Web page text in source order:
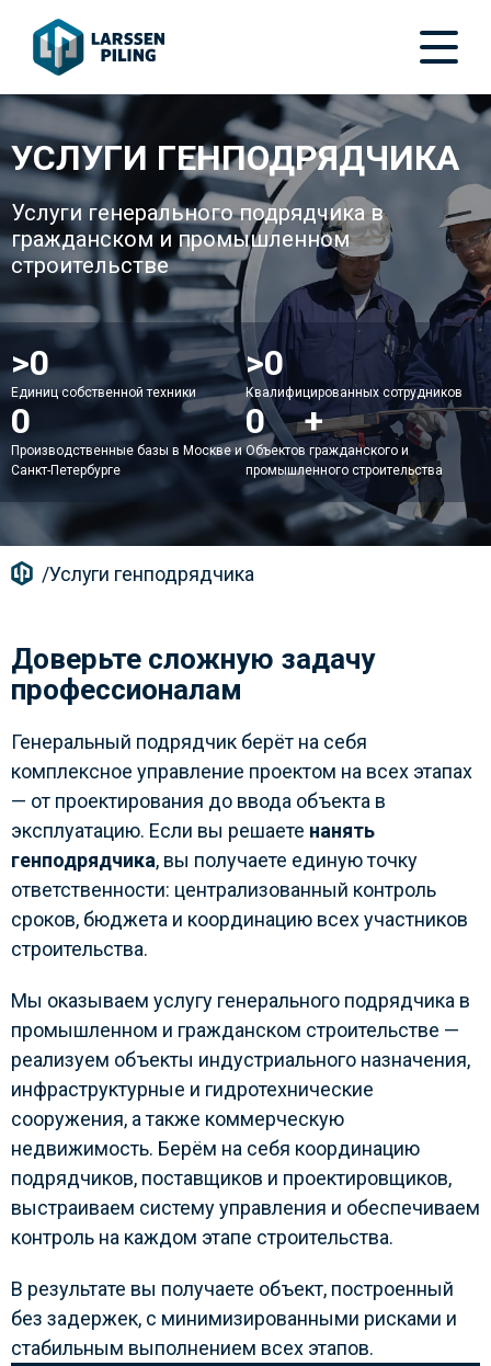
УСЛУГИ ГЕНПОДРЯДЧИКА
Услуги генерального подрядчика в
гражданском и промышленном
строительстве
>50
Единиц собственной техники
>150
Квалифицированных сотрудников
2
Производственные базы в Москве и
Санкт-Петербурге
200+
Объектов гражданского и
промышленного строительства
/Услуги генподрядчика
Доверьте сложную задачу
профессионалам
Генеральный подрядчик берёт на себя
комплексное управление проектом на всех этапах
— от проектирования до ввода объекта в
эксплуатацию. Если вы решаете нанять
генподрядчика, вы получаете единую точку
ответственности: централизованный контроль
сроков, бюджета и координацию всех участников
строительства.
Мы оказываем услугу генерального подрядчика в
промышленном и гражданском строительстве —
реализуем объекты индустриального назначения,
инфраструктурные и гидротехнические
сооружения, а также коммерческую
недвижимость. Берём на себя координацию
подрядчиков, поставщиков и проектировщиков,
выстраиваем систему управления и обеспечиваем
контроль на каждом этапе строительства.
В результате вы получаете объект, построенный
без задержек, с минимизированными рисками и
стабильным выполнением всех этапов.